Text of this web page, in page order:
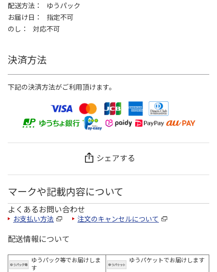
配送方法
ゆうパック
お届け日
指定不可
のし
対応不可
決済方法
下記の決済方法がご利用頂けます。
シェアする
マークや記載内容について
よくあるお問い合わせ
お支払い方法 注文のキャンセルについて
配送情報について
ゆうパック等でお届けしま
す
ゆうパケットでお届けします